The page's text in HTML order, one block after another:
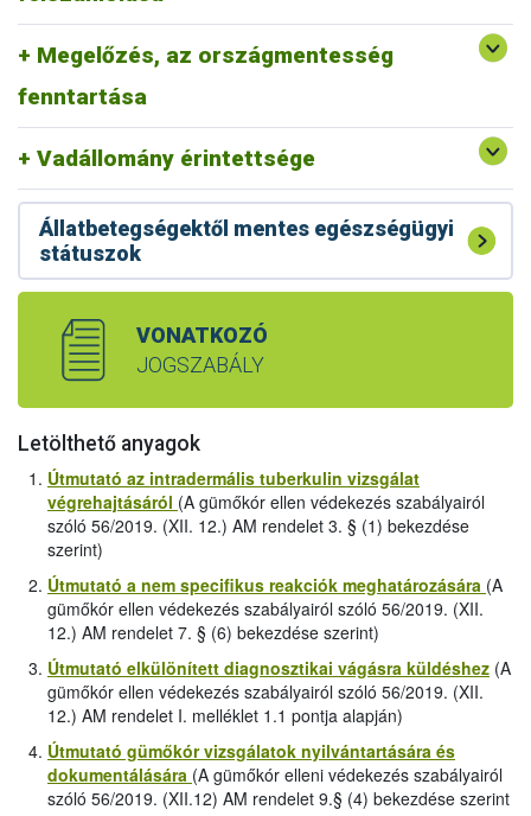
Megelőzés, az országmentesség
fenntartása
gümőkóros fertőzöttségük (Egészségügyi Kiskönyv és
tüdőszűrés vizsgálat megléte).
Vadállomány érintettsége
Amennyiben tehát a kimutatás ezen területeken kívüli
keletre például) úgy erősen valószínűsíthető, hogy a
betegséget egy másik fertőzött szarvasmarha állományból
hurcolták be.
Állatbetegségektől mentes egészségügyi
státuszok
VONATKOZÓ
JOGSZABÁLY
Letölthető anyagok
Útmutató az intradermális tuberkulin vizsgálat
végrehajtásáról (A gümőkór ellen védekezés szabályairól
szóló 56/2019. (XII. 12.) AM rendelet 3. § (1) bekezdése
szerint)
Útmutató a nem specifikus reakciók meghatározására (A
gümőkór ellen védekezés szabályairól szóló 56/2019. (XII.
12.) AM rendelet 7. § (6) bekezdése szerint)
Útmutató elkülönített diagnosztikai vágásra küldéshez (A
gümőkór ellen védekezés szabályairól szóló 56/2019. (XII.
12.) AM rendelet I. melléklet 1.1 pontja alapján)
Útmutató gümőkór vizsgálatok nyilvántartására és
dokumentálására (A gümőkór elleni védekezés szabályairól
szóló 56/2019. (XII.12) AM rendelet 9.§ (4) bekezdése szerint